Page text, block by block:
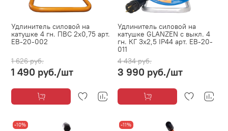
Удлинитель силовой на
катушке 4 гн. ПВС 2х0,75 арт.
EB-20-002
1 626 руб.
1 490 руб./шт
Удлинитель силовой на
катушке GLANZEN с выкл. 4
гн. КГ 3х2,5 IP44 арт. EB-20-
011
4 434 руб.
3 990 руб./шт
-10% -11%